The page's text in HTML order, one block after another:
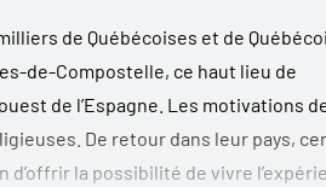
de Québécoises et de
de-Compostelle, ce haut lieu de
de l’Espagne. Les motivations
De retour dans leur pays,
la possibilité de vivre